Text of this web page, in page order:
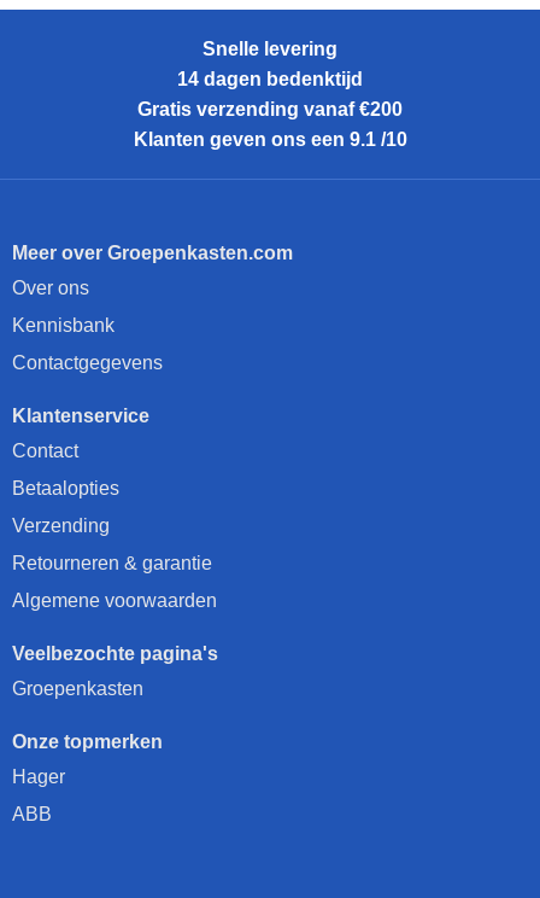
Snelle levering
14 dagen bedenktijd
Gratis verzending vanaf €200
Klanten geven ons een 9.1 /10
Meer over Groepenkasten.com
Over ons
Kennisbank
Contactgegevens
Klantenservice
Contact
Betaalopties
Verzending
Retourneren & garantie
Algemene voorwaarden
Veelbezochte pagina's
Groepenkasten
Onze topmerken
Hager
ABB